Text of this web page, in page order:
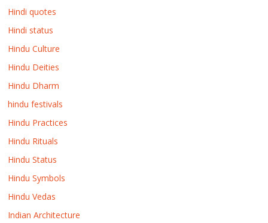
Hindi quotes
Hindi status
Hindu Culture
Hindu Deities
Hindu Dharm
hindu festivals
Hindu Practices
Hindu Rituals
Hindu Status
Hindu Symbols
Hindu Vedas
Indian Architecture